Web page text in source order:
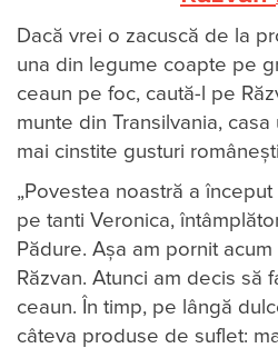
Dacă vrei o zacuscă de la
una din legume coapte pe
ceaun pe foc, caută-l pe
munte din Transilvania,
mai cinstite gusturi
„Povestea noastră a
pe tanti Veronica,
Pădure. Așa am pornit
Răzvan. Atunci am decis să
ceaun. În timp, pe lângă
câteva produse de suflet: